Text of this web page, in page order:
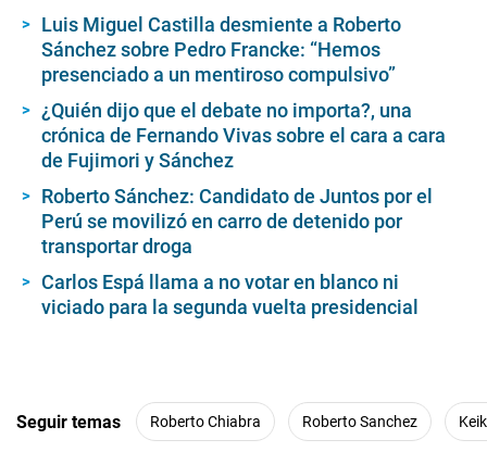
Luis Miguel Castilla desmiente a Roberto
Sánchez sobre Pedro Francke: “Hemos
presenciado a un mentiroso compulsivo”
¿Quién dijo que el debate no importa?, una
crónica de Fernando Vivas sobre el cara a cara
de Fujimori y Sánchez
Roberto Sánchez: Candidato de Juntos por el
Perú se movilizó en carro de detenido por
transportar droga
Carlos Espá llama a no votar en blanco ni
viciado para la segunda vuelta presidencial
Seguir temas Roberto Chiabra Roberto Sanchez